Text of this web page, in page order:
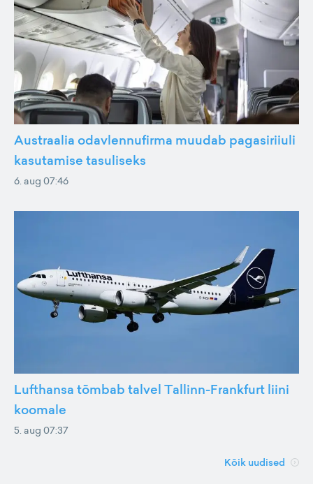
Austraalia odavlennufirma muudab pagasiriiuli
kasutamise tasuliseks
6. aug 07:46
Lufthansa tõmbab talvel Tallinn-Frankfurt liini
koomale
5. aug 07:37
Kõik uudised